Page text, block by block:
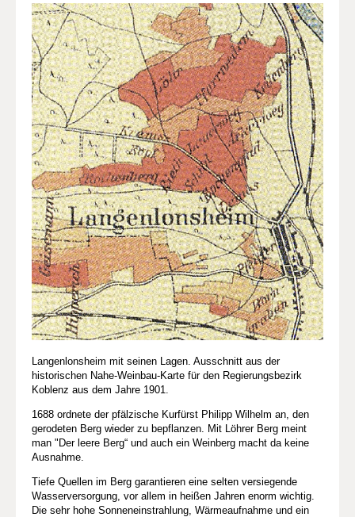
Langenlonsheim mit seinen Lagen. Ausschnitt aus der
historischen Nahe-Weinbau-Karte für den Regierungsbezirk
Koblenz aus dem Jahre 1901.
1688 ordnete der pfälzische Kurfürst Philipp Wilhelm an, den
gerodeten Berg wieder zu bepflanzen. Mit Löhrer Berg meint
man "Der leere Berg“ und auch ein Weinberg macht da keine
Ausnahme.
Tiefe Quellen im Berg garantieren eine selten versiegende
Wasserversorgung, vor allem in heißen Jahren enorm wichtig.
Die sehr hohe Sonneneinstrahlung, Wärmeaufnahme und ein